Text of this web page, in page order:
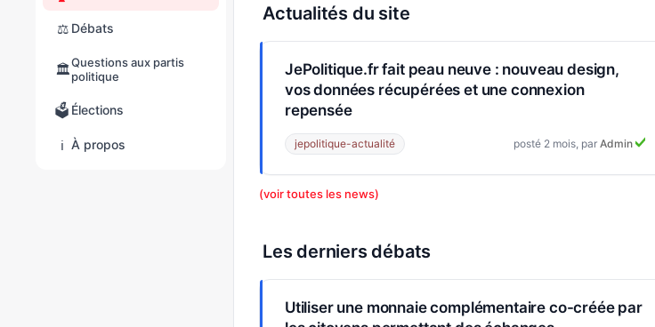
⚖️ Débats
🏛️Questions aux partis
politique
🗳️ Élections
ℹ️ À propos
Actualités du site
JePolitique.fr fait peau neuve : nouveau design,
vos données récupérées et une connexion
repensée
jepolitique-actualité posté 2 mois, parAdmin
(voir toutes les news)
Les derniers débats
Utiliser une monnaie complémentaire co-créée par